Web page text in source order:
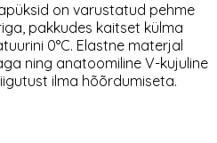
on varustatud pehme
pakkudes kaitset külma
0°C. Elastne materjal
ning anatoomiline V-kujuline
ilma hõõrdumiseta.